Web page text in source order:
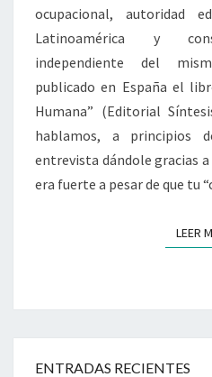
ocupacional, autoridad
Latinoamérica y
independiente del
publicado en España el
Humana” (Editorial
hablamos, a principios
entrevista dándole gracias
era fuerte a pesar de que tu
LEER
ENTRADAS RECIENTES